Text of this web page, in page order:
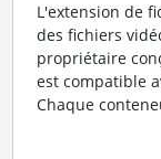
L'extension de
des fichiers
propriétaire
est compatible
Chaque